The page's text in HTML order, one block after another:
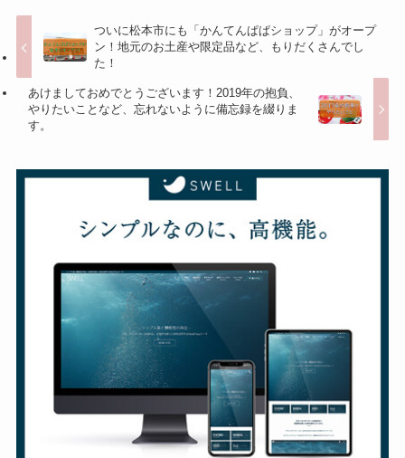
ついに松本市にも「かんてんぱぱショップ」がオープ
ン！地元のお土産や限定品など、もりだくさんでし
た！
あけましておめでとうございます！2019年の抱負、
やりたいことなど、忘れないように備忘録を綴りま
す。